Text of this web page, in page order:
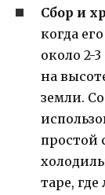
Сбор и
когда
около 2-
на
земли.
простой
таре,